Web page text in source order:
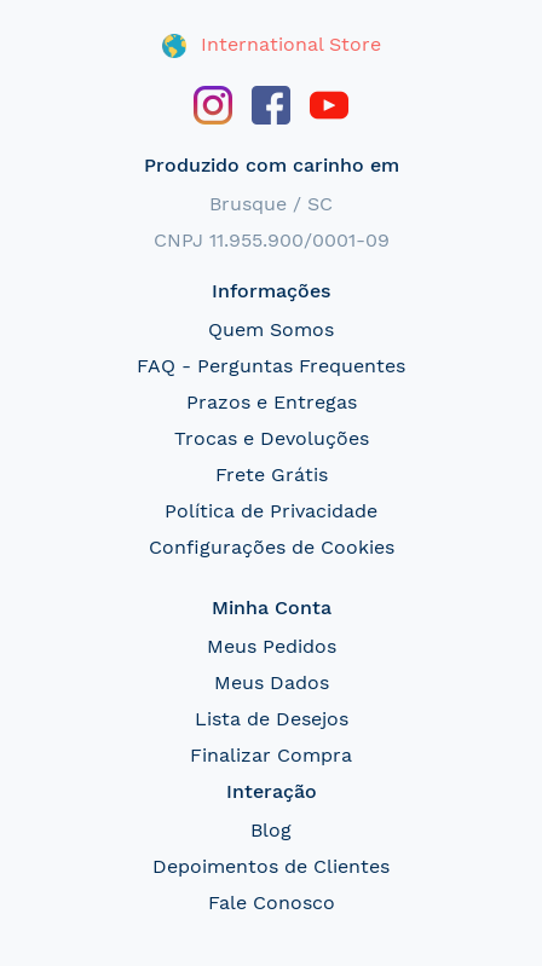
International Store
Produzido com carinho em
Brusque / SC
CNPJ 11.955.900/0001-09
Informações
Quem Somos
FAQ - Perguntas Frequentes
Prazos e Entregas
Trocas e Devoluções
Frete Grátis
Política de Privacidade
Configurações de Cookies
Minha Conta
Meus Pedidos
Meus Dados
Lista de Desejos
Finalizar Compra
Interação
Blog
Depoimentos de Clientes
Fale Conosco